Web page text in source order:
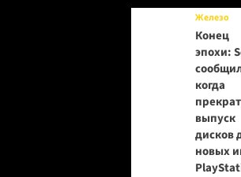
Железо
Конец
эпохи:
когда
выпуск
дисков
новых